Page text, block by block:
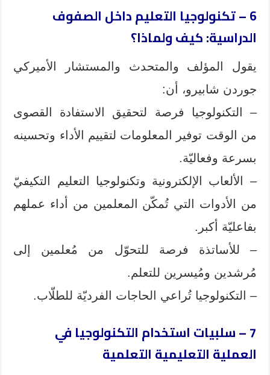
6 – تكنولوجيا التعليم داخل الصفوف
الدراسية: كيف ولماذا؟
يقول المؤلف والمتحدث والمستشار الأميركي
جوردن شابيرو، أن:
– التكنولوجيا فرصة لتحقيق الاستفادة القصوى
من الوقت توفير المعلومات لتقييم الأداء وتحسينه
بسرعة وفعاليّة.
– الألعاب الإلكترونية وتكنولوجيا التعليم التكيفيّ
من الأدوات التي تُمكّن المعلمين من أداء عملهم
بفاعليّة أكبر.
– للأساتذة فرصة للتحوّل من مُعلمين إلى
مُرشدين ومُيسرين للتعلم.
– التكنولوجيا تُراعي الحاجات الفرديّة للطلّاب.
7 – سلبيات استخدام التكنولوجيا في
العملية التعليمية التعلمية